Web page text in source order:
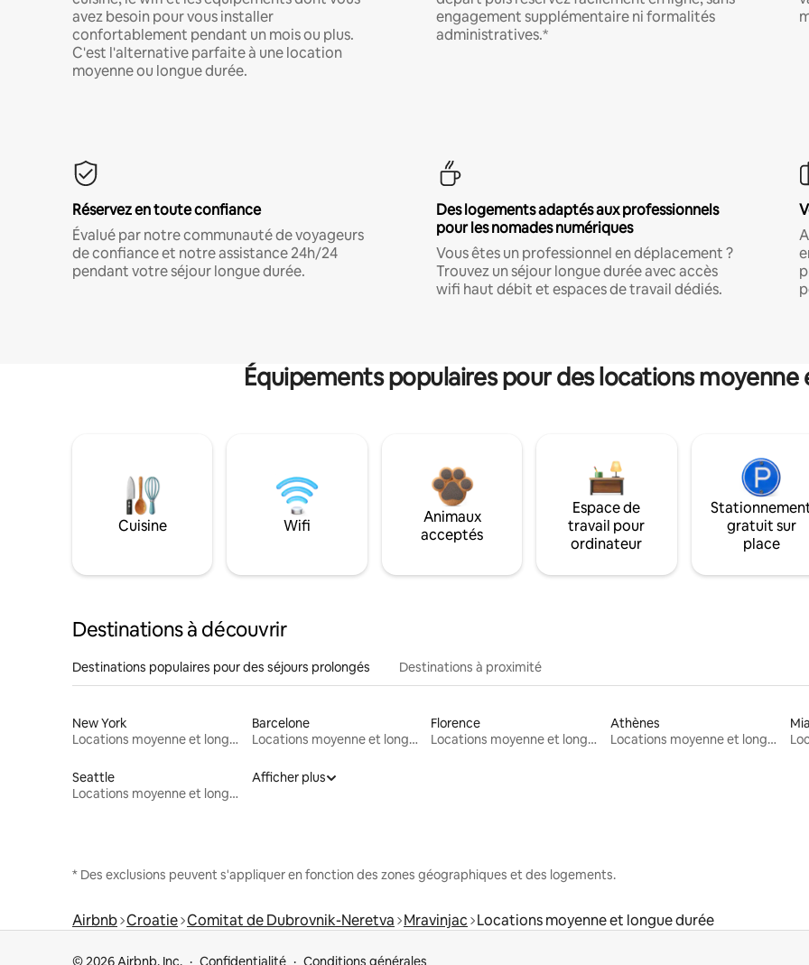
avez besoin pour vous installer
confortablement pendant un mois ou plus.
C'est l'alternative parfaite à une location
moyenne ou longue durée.
engagement supplémentaire ni formalités
administratives.*
Réservez en toute confiance
Évalué par notre communauté de voyageurs
de confiance et notre assistance 24h/24
pendant votre séjour longue durée.
Des logements adaptés aux professionnels
pour les nomades numériques
Vous êtes un professionnel en déplacement ?
Trouvez un séjour longue durée avec accès
wifi haut débit et espaces de travail dédiés.
Équipements populaires pour des locations
Cuisine Wifi
Animaux
acceptés
Espace de
travail pour
ordinateur
gratuit sur
place
Destinations à découvrir
Destinations populaires pour des séjours prolongés Destinations à proximité
New York
Locations moyenne et longue durée
Barcelone
Locations moyenne et longue durée
Florence
Locations moyenne et longue durée
Athènes
Locations moyenne et longue durée
Seattle
Locations moyenne et longue durée
Afficher plus
* Des exclusions peuvent s'appliquer en fonction des zones géographiques et des logements.
Airbnb Croatie Comitat de Dubrovnik-Neretva Mravinjac Locations moyenne et longue durée
© 2026 Airbnb, Inc. Confidentialité Conditions générales